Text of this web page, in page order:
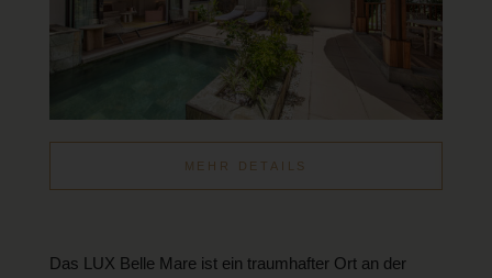
MEHR DETAILS
Das LUX Belle Mare ist ein traumhafter Ort an der